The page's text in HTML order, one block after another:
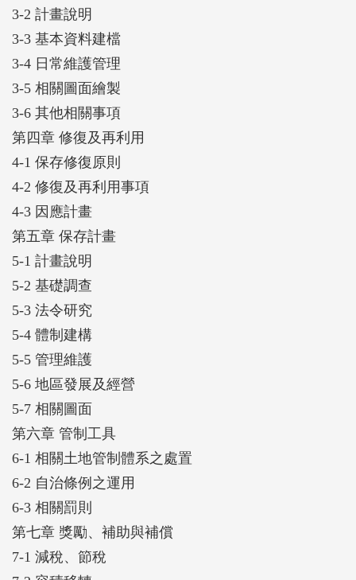
3-2 計畫說明
3-3 基本資料建檔
3-4 日常維護管理
3-5 相關圖面繪製
3-6 其他相關事項
第四章 修復及再利用
4-1 保存修復原則
4-2 修復及再利用事項
4-3 因應計畫
第五章 保存計畫
5-1 計畫說明
5-2 基礎調查
5-3 法令研究
5-4 體制建構
5-5 管理維護
5-6 地區發展及經營
5-7 相關圖面
第六章 管制工具
6-1 相關土地管制體系之處置
6-2 自治條例之運用
6-3 相關罰則
第七章 獎勵、補助與補償
7-1 減稅、節稅